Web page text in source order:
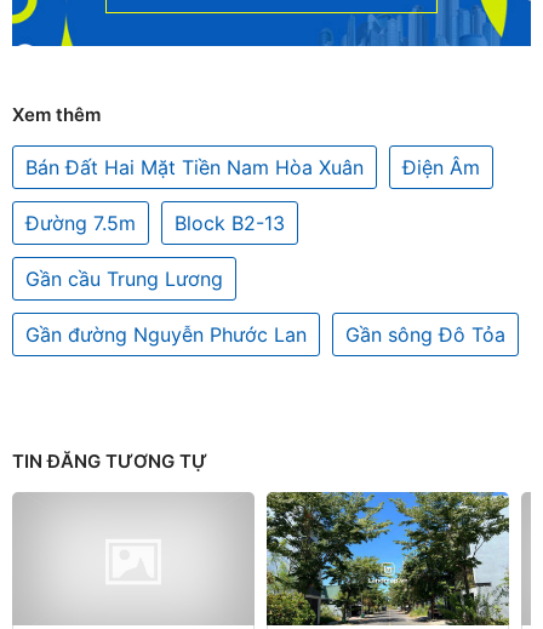
Xem thêm
Bán Đất Hai Mặt Tiền Nam Hòa Xuân Điện Âm
Đường 7.5m Block B2-13
Gần cầu Trung Lương
Gần đường Nguyễn Phước Lan Gần sông Đô Tỏa
TIN ĐĂNG TƯƠNG TỰ